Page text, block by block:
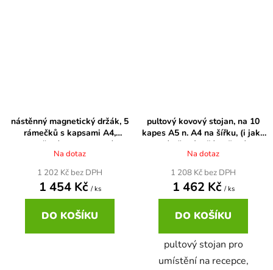
nástěnný magnetický držák, 5
rámečků s kapsami A4,
otevřené shora, modré
Na dotaz
1 202 Kč bez DPH
1 454 Kč / ks
DO KOŠÍKU
pultový kovový stojan, na 10
kapes A5 n. A4 na šířku, (i jako
nástěnný držák), šedá
Na dotaz
1 208 Kč bez DPH
1 462 Kč / ks
DO KOŠÍKU
pultový stojan pro
umístění na recepce,